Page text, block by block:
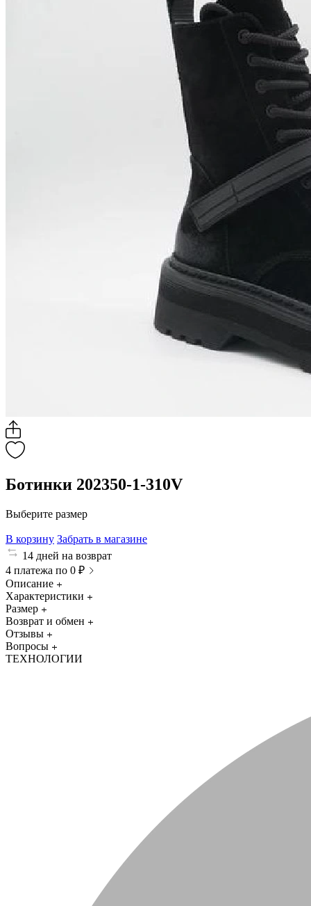
Ботинки 202350-1-310V
Выберите размер
В корзину Забрать в магазине
14 дней на возврат
4 платежа по 0 ₽
Описание
Характеристики
Размер
Возврат и обмен
Отзывы
Вопросы
ТЕХНОЛОГИИ